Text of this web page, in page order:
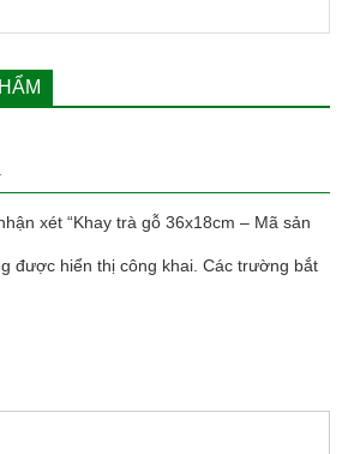
xét “Khay trà gỗ 36x18cm – Mã sản
được hiển thị công khai. Các trường bắt